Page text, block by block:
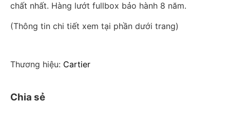
chất nhất. Hàng lướt fullbox bảo hành 8 năm.
(Thông tin chi tiết xem tại phần dưới trang)
Thương hiệu: Cartier
Chia sẻ